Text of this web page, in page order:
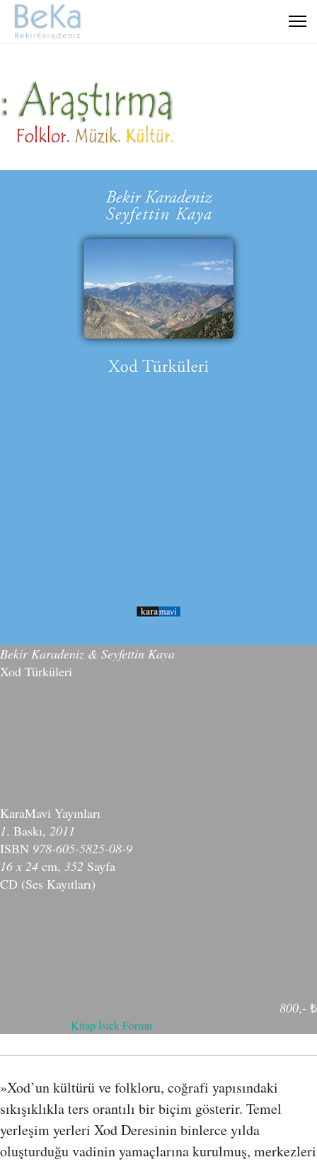
Bekir Karadeniz & Seyfettin Kaya
Xod Türküleri
KaraMavi Yayınları
1. Baskı, 2011
ISBN 978-605-5825-08-9
16 x 24 cm, 352 Sayfa
CD (Ses Kayıtları)
800,- ₺
Kitap İstek Formu
»Xod’un kültürü ve folkloru, coğrafi yapısındaki
sıkışıklıkla ters orantılı bir biçim gösterir. Temel
yerleşim yerleri Xod Deresinin binlerce yılda
oluşturduğu vadinin yamaçlarına kurulmuş, merkezleri